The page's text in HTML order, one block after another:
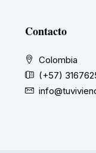
Contacto
Colombia
(+57)